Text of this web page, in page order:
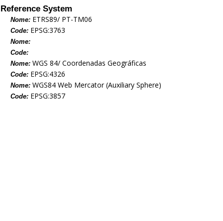
Reference System
Nome: ETRS89/ PT-TM06
Code: EPSG:3763
Nome:
Code:
Nome:WGS 84/ Coordenadas Geográficas
Code: EPSG:4326
Nome:WGS84 Web Mercator (Auxiliary Sphere)
Code: EPSG:3857